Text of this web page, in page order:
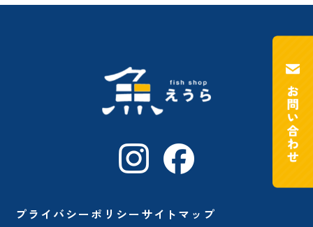
プライバシーポリシー サイトマップ